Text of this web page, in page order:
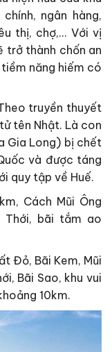
ngân hàng,
thị, chợ,… Với vị
trở thành chốn an
năng hiếm có
truyền thuyết
tên Nhật. Là con
Gia Long) bị chết
và được táng
quy tập về Huế.
Cách Mũi Ông
Thới, bãi tắm ao
Đỏ, Bãi Kem, Mũi
Bãi Sao, khu vui
10km.